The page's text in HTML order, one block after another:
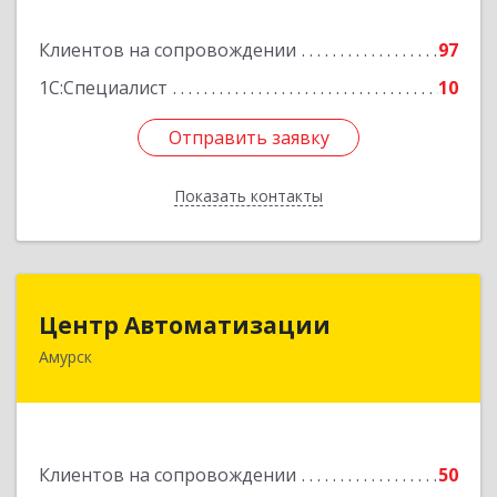
Клиентов на сопровождении
97
1С:Специалист
10
Отправить заявку
Показать контакты
Отправить заявку
Назад
Центр Автоматизации
Амурск
Клиентов на сопровождении 50
682640, Хабаровский край, Амурск г, Мира пр-